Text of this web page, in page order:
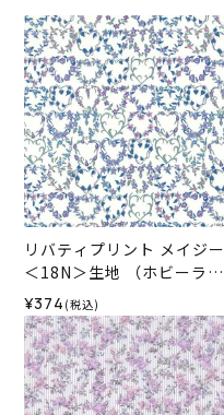
リバティプリント メイジー
＜18N＞生地 （ホビーラホ
ビーレオリジナル）2026ES
¥374 (税込)